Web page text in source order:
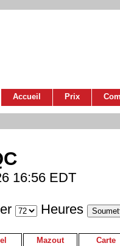
Accueil Prix
16:56 EDT
Heures
Mazout Carte